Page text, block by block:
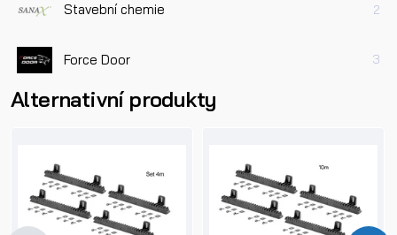
Stavební chemie 2
Force Door 3
Alternativní produkty